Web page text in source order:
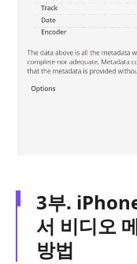
3부.
서 비디오
방법